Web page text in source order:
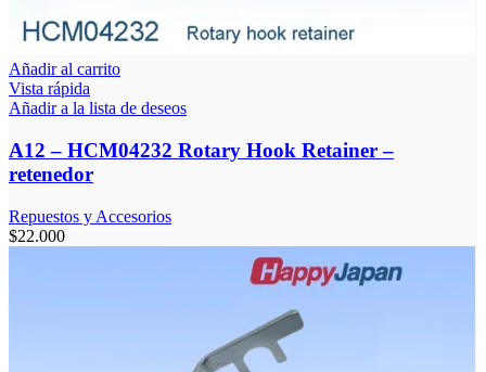
Añadir al carrito
Vista rápida
Añadir a la lista de deseos
A12 – HCM04232 Rotary Hook Retainer –
retenedor
Repuestos y Accesorios
$22.000